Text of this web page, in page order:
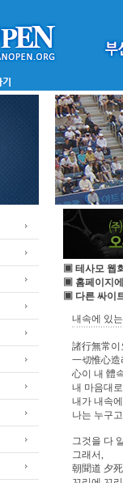
▣ 테사모 웹
▣ 홈페이지
▣ 다른 싸이
내속에 있
諸行無常이
一切惟心造
心이 내 體
내 마음대
내가 내속
나는 누구
그것을 다
그래서,
朝聞道 夕